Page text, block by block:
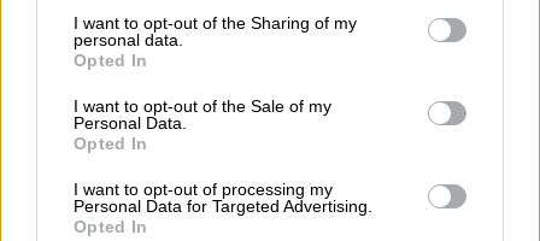
not limited to your visit or usage behaviour. You may click to
grant or deny consent to Google and its third-party tags to
use your data for below specified purposes in below Google
consent section.
I want to opt-out of the Sharing of my
personal data.
Opted In
I want to opt-out of the Sale of my
Personal Data.
Opted In
I want to opt-out of processing my
Personal Data for Targeted Advertising.
Opted In
Σύμφωνα με τον Γιάννη Οικονόμου, η
υποχρεωτικότητα εμβολιασμού για τους
πολίτες 60 ετών και άνω απέδωσε καρπούς.
«Αν χρειαστεί να επεκταθεί η
υποχρεωτικότητα
Επίσης, είπε πως εάν κάποιος έχει κάνει και